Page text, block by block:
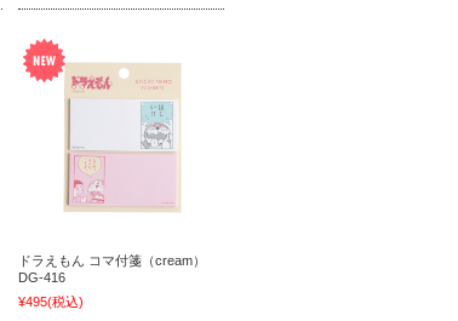
ドラえもん コマ付箋（cream）
DG-416
¥495(税込)